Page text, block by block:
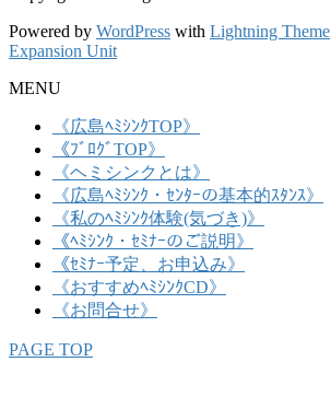
Powered by WordPress with Lightning Theme
Expansion Unit
MENU
《広島ﾍﾐｼﾝｸTOP》
《ﾌﾞﾛｸﾞTOP》
《ヘミシンクとは》
《広島ﾍﾐｼﾝｸ・ｾﾝﾀｰの基本的ｽﾀﾝｽ》
《私のﾍﾐｼﾝｸ体験(気づき)》
《ﾍﾐｼﾝｸ・ｾﾐﾅｰのご説明》
《ｾﾐﾅｰ予定、お申込み》
《おすすめﾍﾐｼﾝｸCD》
《お問合せ》
PAGE TOP